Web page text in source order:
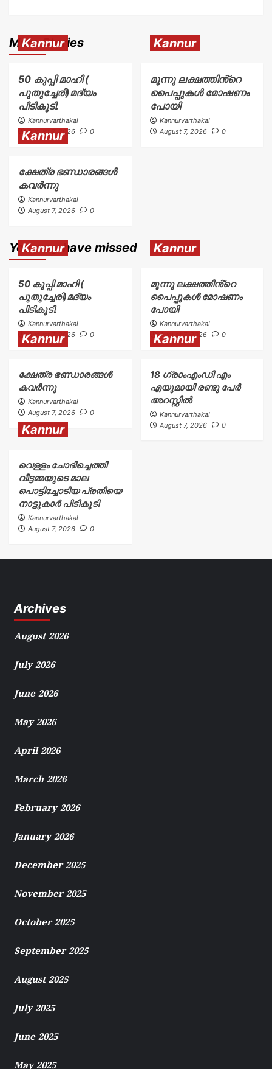
More Stories
Kannur
50 കുപ്പി മാഹി (
പുതുച്ചേരി)മദ്യം
പിടികൂടി.
Kannurvarthakal
August 7, 2026
0
Kannur
മൂന്നു ലക്ഷത്തിൻ്റെ
പൈപ്പുകൾ മോഷണം
പോയി
Kannurvarthakal
August 7, 2026
0
Kannur
ക്ഷേത്ര ഭണ്ഡാരങ്ങൾ
കവർന്നു
Kannurvarthakal
August 7, 2026
0
You may have missed
Kannur
50 കുപ്പി മാഹി (
പുതുച്ചേരി)മദ്യം
പിടികൂടി.
Kannurvarthakal
August 7, 2026
0
Kannur
മൂന്നു ലക്ഷത്തിൻ്റെ
പൈപ്പുകൾ മോഷണം
പോയി
Kannurvarthakal
August 7, 2026
0
Kannur
ക്ഷേത്ര ഭണ്ഡാരങ്ങൾ
കവർന്നു
Kannurvarthakal
August 7, 2026
0
Kannur
18 ഗ്രാംഎംഡി എം
എയുമായി രണ്ടു പേർ
അറസ്റ്റിൽ
Kannurvarthakal
August 7, 2026
0
Kannur
വെള്ളം ചോദിച്ചെത്തി
വീട്ടമ്മയുടെ മാല
പൊട്ടിച്ചോടിയ പ്രതിയെ
നാട്ടുകാർ പിടികൂടി
Kannurvarthakal
August 7, 2026
0
Archives
August 2026
July 2026
June 2026
May 2026
April 2026
March 2026
February 2026
January 2026
December 2025
November 2025
October 2025
September 2025
August 2025
July 2025
June 2025
May 2025